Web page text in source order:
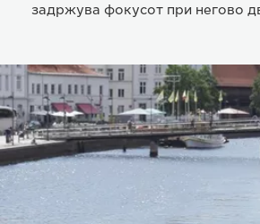
задржува фокусот при негово